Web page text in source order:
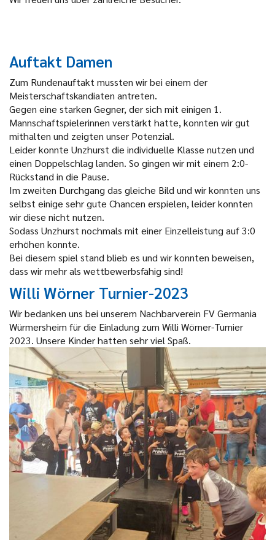
Auftakt Damen
Zum Rundenauftakt mussten wir bei einem der
Meisterschaftskandiaten antreten.
Gegen eine starken Gegner, der sich mit einigen 1.
Mannschaftspielerinnen verstärkt hatte, konnten wir gut
mithalten und zeigten unser Potenzial.
Leider konnte Unzhurst die individuelle Klasse nutzen und
einen Doppelschlag landen. So gingen wir mit einem 2:0-
Rückstand in die Pause.
Im zweiten Durchgang das gleiche Bild und wir konnten uns
selbst einige sehr gute Chancen erspielen, leider konnten
wir diese nicht nutzen.
Sodass Unzhurst nochmals mit einer Einzelleistung auf 3:0
erhöhen konnte.
Bei diesem spiel stand blieb es und wir konnten beweisen,
dass wir mehr als wettbewerbsfähig sind!
Willi Wörner Turnier-2023
Wir bedanken uns bei unserem Nachbarverein FV Germania
Würmersheim für die Einladung zum Willi Wörner-Turnier
2023. Unsere Kinder hatten sehr viel Spaß.